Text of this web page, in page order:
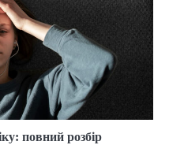
повний розбір